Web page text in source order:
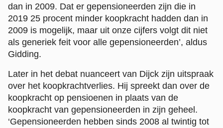
dan in 2009. Dat er gepensioneerden zijn die in
2019 25 procent minder koopkracht hadden dan in
2009 is mogelijk, maar uit onze cijfers volgt dit niet
als generiek feit voor alle gepensioneerden’, aldus
Gidding.
Later in het debat nuanceert van Dijck zijn uitspraak
over het koopkrachtverlies. Hij spreekt dan over de
koopkracht op pensioenen in plaats van de
koopkracht van gepensioneerden in zijn geheel.
‘Gepensioneerden hebben sinds 2008 al twintig tot